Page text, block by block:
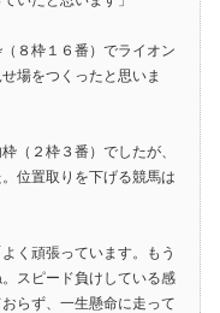
８枠１６番）でライオン
場をつくったと思いま
（２枠３番）でしたが、
位置取りを下げる競馬は
く頑張っています。もう
スピード負けしている感
らず、一生懸命に走って